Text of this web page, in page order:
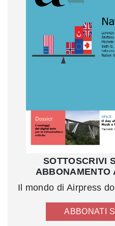
SOTTOSCRIVI
ABBONAMENTO
Il mondo di Airpress
ABBONATI